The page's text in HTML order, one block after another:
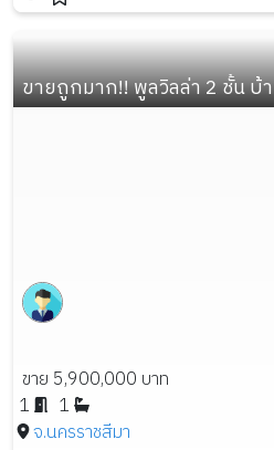
ขายถูกมาก!! พูลวิลล่า 2 ชั้น บ้า
ขาย 5,900,000 บาท
1
1
จ.นครราชสีมา